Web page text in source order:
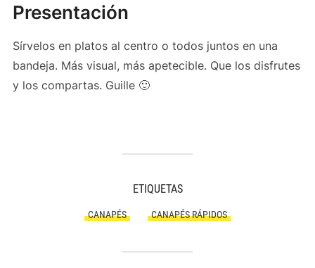
Presentación
Sírvelos en platos al centro o todos juntos en una
bandeja. Más visual, más apetecible. Que los disfrutes
y los compartas. Guille 🙂
ETIQUETAS
CANAPÉS CANAPÉS RÁPIDOS